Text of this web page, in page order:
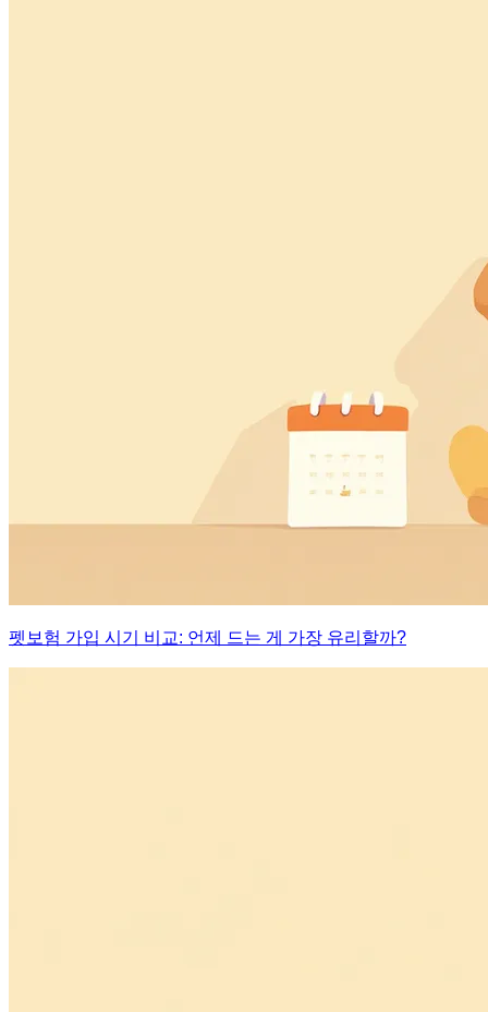
펫보험 가입 시기 비교: 언제 드는 게 가장 유리할까?